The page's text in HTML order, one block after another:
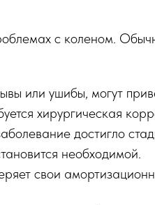
с коленом.
или ушибы, могут
хирургическая
достигло
необходимой.
свои